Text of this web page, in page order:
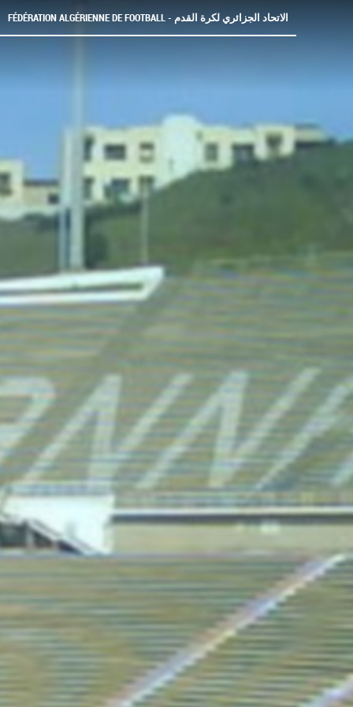
FÉDÉRATION ALGÉRIENNE DE FOOTBALL - الاتحاد الجزائري لكرة القدم